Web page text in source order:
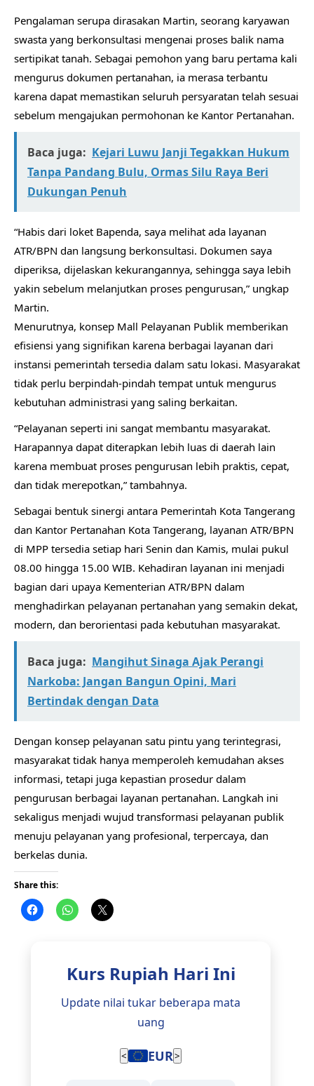
Pengalaman serupa dirasakan Martin, seorang karyawan
swasta yang berkonsultasi mengenai proses balik nama
sertipikat tanah. Sebagai pemohon yang baru pertama kali
mengurus dokumen pertanahan, ia merasa terbantu
karena dapat memastikan seluruh persyaratan telah sesuai
sebelum mengajukan permohonan ke Kantor Pertanahan.
Baca juga: Kejari Luwu Janji Tegakkan Hukum
Tanpa Pandang Bulu, Ormas Silu Raya Beri
Dukungan Penuh
“Habis dari loket Bapenda, saya melihat ada layanan
ATR/BPN dan langsung berkonsultasi. Dokumen saya
diperiksa, dijelaskan kekurangannya, sehingga saya lebih
yakin sebelum melanjutkan proses pengurusan,” ungkap
Martin.
Menurutnya, konsep Mall Pelayanan Publik memberikan
efisiensi yang signifikan karena berbagai layanan dari
instansi pemerintah tersedia dalam satu lokasi. Masyarakat
tidak perlu berpindah-pindah tempat untuk mengurus
kebutuhan administrasi yang saling berkaitan.
“Pelayanan seperti ini sangat membantu masyarakat.
Harapannya dapat diterapkan lebih luas di daerah lain
karena membuat proses pengurusan lebih praktis, cepat,
dan tidak merepotkan,” tambahnya.
Sebagai bentuk sinergi antara Pemerintah Kota Tangerang
dan Kantor Pertanahan Kota Tangerang, layanan ATR/BPN
di MPP tersedia setiap hari Senin dan Kamis, mulai pukul
08.00 hingga 15.00 WIB. Kehadiran layanan ini menjadi
bagian dari upaya Kementerian ATR/BPN dalam
menghadirkan pelayanan pertanahan yang semakin dekat,
modern, dan berorientasi pada kebutuhan masyarakat.
Baca juga: Mangihut Sinaga Ajak Perangi
Narkoba: Jangan Bangun Opini, Mari
Bertindak dengan Data
Dengan konsep pelayanan satu pintu yang terintegrasi,
masyarakat tidak hanya memperoleh kemudahan akses
informasi, tetapi juga kepastian prosedur dalam
pengurusan berbagai layanan pertanahan. Langkah ini
sekaligus menjadi wujud transformasi pelayanan publik
menuju pelayanan yang profesional, terpercaya, dan
berkelas dunia.
Share this:
Kurs Rupiah Hari Ini
Update nilai tukar beberapa mata
uang
< EUR>